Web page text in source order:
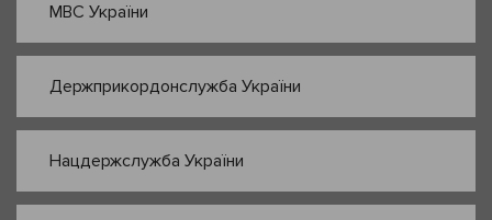
МВС України
Держприкордонслужба України
Нацдержслужба України